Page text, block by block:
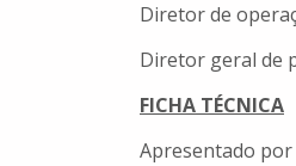
Diretor de
Diretor geral de
FICHA TÉCNICA
Apresentado